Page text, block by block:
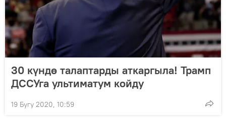
30 күндө талаптарды аткаргыла! Трамп
ДCСУга ультиматум койду
19 Бугу 2020, 10:59